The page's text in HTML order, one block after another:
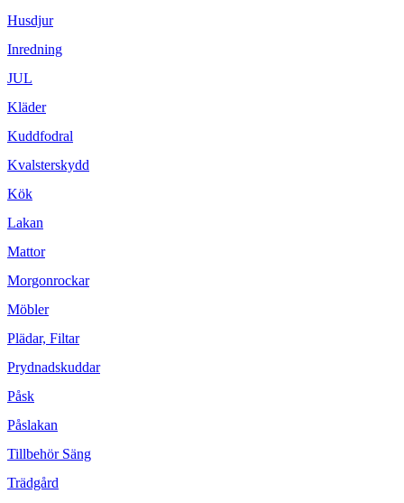
Husdjur
Inredning
JUL
Kläder
Kuddfodral
Kvalsterskydd
Kök
Lakan
Mattor
Morgonrockar
Möbler
Plädar, Filtar
Prydnadskuddar
Påsk
Påslakan
Tillbehör Säng
Trädgård